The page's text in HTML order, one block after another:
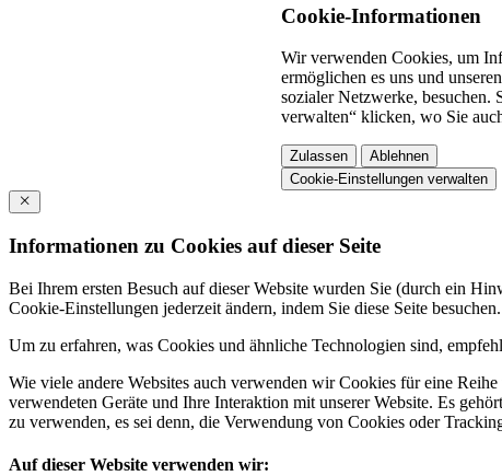
Cookie-Informationen
Wir verwenden Cookies, um
ermöglichen es uns und
sozialer Netzwerke, besuchen.
verwalten“ klicken, wo Sie
Zulassen
Ablehnen
Cookie-Einstellungen verwalten
Informationen zu Cookies auf dieser Seite
Bei Ihrem ersten Besuch auf dieser Website wurden Sie (durch ein
Cookie-Einstellungen jederzeit ändern, indem Sie diese Seite
Um zu erfahren, was Cookies und ähnliche Technologien sind,
Wie viele andere Websites auch verwenden wir Cookies für eine
verwendeten Geräte und Ihre Interaktion mit unserer Website. Es
zu verwenden, es sei denn, die Verwendung von Cookies oder
Auf dieser Website verwenden wir: